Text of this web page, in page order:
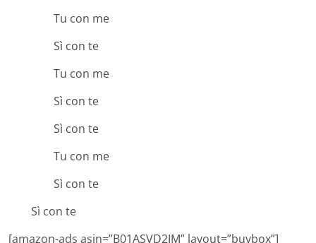
Tu con me
Sì con te
Tu con me
Sì con te
Sì con te
Tu con me
Sì con te
Sì con te
[amazon-ads asin=”B01ASVD2IM” layout=”buybox”]